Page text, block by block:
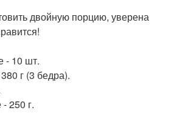
двойную порцию, уверена
- 10 шт.
г (3 бедра).
250 г.